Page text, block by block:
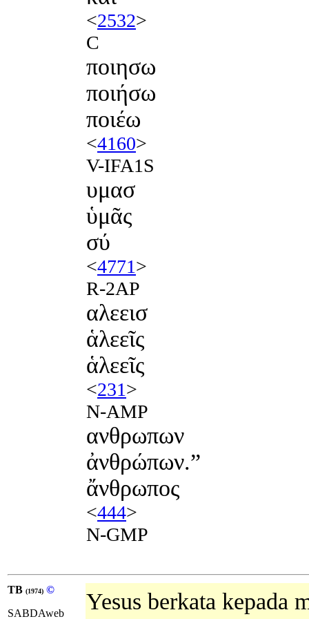
<2532>
C
ποιησω
ποιήσω
ποιέω
<4160>
V-IFA1S
υμασ
ὑμᾶς
σύ
<4771>
R-2AP
αλεεισ
ἁλεεῖς
ἁλεεῖς
<231>
N-AMP
ανθρωπων
ἀνθρώπων.”
ἄνθρωπος
<444>
N-GMP
TB (1974) ©
SABDAweb
Yesus berkata kepada